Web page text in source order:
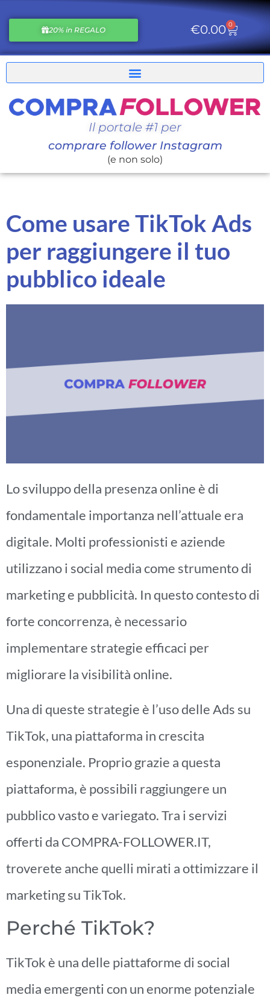
20% in REGALO €0.00 0
Il portale #1 per
comprare follower Instagram
(e non solo)
Come usare TikTok Ads
per raggiungere il tuo
pubblico ideale
Lo sviluppo della presenza online è di
fondamentale importanza nell’attuale era
digitale. Molti professionisti e aziende
utilizzano i social media come strumento di
marketing e pubblicità. In questo contesto di
forte concorrenza, è necessario
implementare strategie efficaci per
migliorare la visibilità online.
Una di queste strategie è l’uso delle Ads su
TikTok, una piattaforma in crescita
esponenziale. Proprio grazie a questa
piattaforma, è possibili raggiungere un
pubblico vasto e variegato. Tra i servizi
offerti da COMPRA-FOLLOWER.IT,
troverete anche quelli mirati a ottimizzare il
marketing su TikTok.
Perché TikTok?
TikTok è una delle piattaforme di social
media emergenti con un enorme potenziale